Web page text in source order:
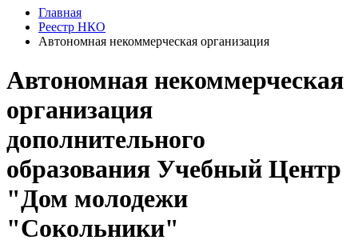
Главная
Реестр НКО
Автономная некоммерческая организация
Автономная некоммерческая
организация
дополнительного
образования Учебный Центр
"Дом молодежи
"Сокольники"